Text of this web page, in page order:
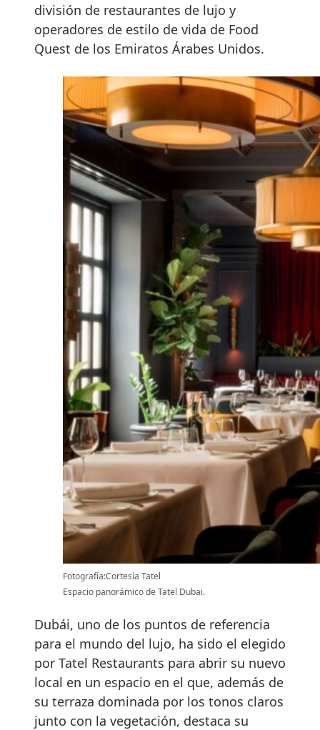
división de restaurantes de lujo y
operadores de estilo de vida de Food
Quest de los Emiratos Árabes Unidos.
Fotografía:Cortesía Tatel
Espacio panorámico de Tatel Dubai.
Dubái, uno de los puntos de referencia
para el mundo del lujo, ha sido el elegido
por Tatel Restaurants para abrir su nuevo
local en un espacio en el que, además de
su terraza dominada por los tonos claros
junto con la vegetación, destaca su